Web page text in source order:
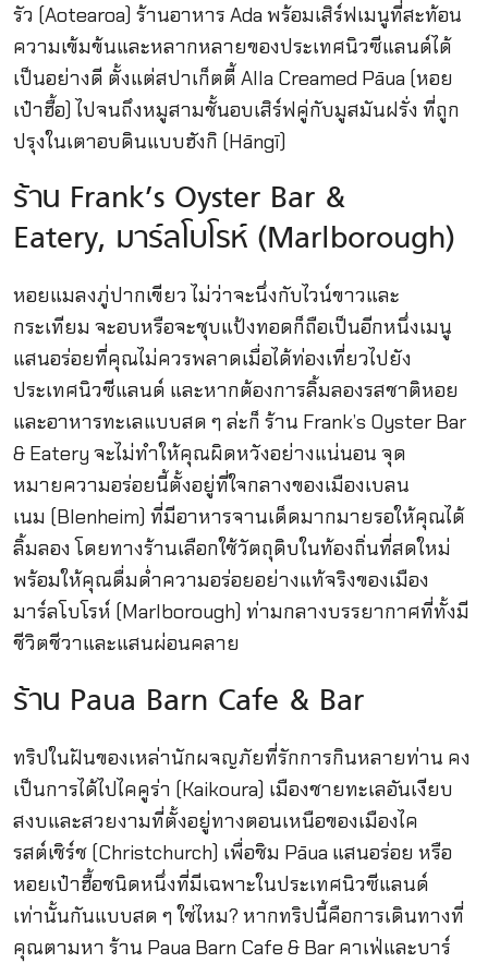
รัว (Aotearoa) ร้านอาหาร Ada พร้อมเสิร์ฟเมนูที่สะท้อน
ความเข้มข้นและหลากหลายของประเทศนิวซีแลนด์ได้
เป็นอย่างดี ตั้งแต่สปาเก็ตตี้ Alla Creamed Pāua (หอย
เป๋าฮื้อ) ไปจนถึงหมูสามชั้นอบเสิร์ฟคู่กับมูสมันฝรั่ง ที่ถูก
ปรุงในเตาอบดินแบบฮังกิ (Hāngī)
ร้าน Frank’s Oyster Bar &
Eatery, มาร์ลโบโรห์ (Marlborough)
หอยแมลงภู่ปากเขียว ไม่ว่าจะนึ่งกับไวน์ขาวและ
กระเทียม จะอบหรือจะชุบแป้งทอดก็ถือเป็นอีกหนึ่งเมนู
แสนอร่อยที่คุณไม่ควรพลาดเมื่อได้ท่องเที่ยวไปยัง
ประเทศนิวซีแลนด์ และหากต้องการลิ้มลองรสชาติหอย
และอาหารทะเลแบบสด ๆ ล่ะก็ ร้าน Frank’s Oyster Bar
& Eatery จะไม่ทำให้คุณผิดหวังอย่างแน่นอน จุด
หมายความอร่อยนี้ตั้งอยู่ที่ใจกลางของเมืองเบลน
เนม (Blenheim) ที่มีอาหารจานเด็ดมากมายรอให้คุณได้
ลิ้มลอง โดยทางร้านเลือกใช้วัตถุดิบในท้องถิ่นที่สดใหม่
พร้อมให้คุณดื่มด่ำความอร่อยอย่างแท้จริงของเมือง
มาร์ลโบโรห์ (Marlborough) ท่ามกลางบรรยากาศที่ทั้งมี
ชีวิตชีวาและแสนผ่อนคลาย
ร้าน Paua Barn Cafe & Bar
ทริปในฝันของเหล่านักผจญภัยที่รักการกินหลายท่าน คง
เป็นการได้ไปไคคูร่า (Kaikoura) เมืองชายทะเลอันเงียบ
สงบและสวยงามที่ตั้งอยู่ทางตอนเหนือของเมืองไค
รสต์เชิร์ช (Christchurch) เพื่อชิม Pāua แสนอร่อย หรือ
หอยเป๋าฮื้อชนิดหนึ่งที่มีเฉพาะในประเทศนิวซีแลนด์
เท่านั้นกันแบบสด ๆ ใช่ไหม? หากทริปนี้คือการเดินทางที่
คุณตามหา ร้าน Paua Barn Cafe & Bar คาเฟ่และบาร์